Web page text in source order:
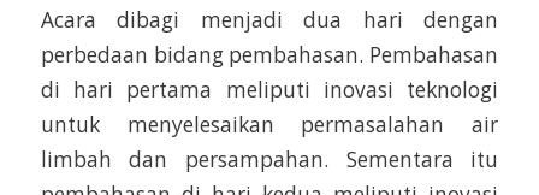
Acara dibagi menjadi dua hari dengan
perbedaan bidang pembahasan. Pembahasan
di hari pertama meliputi inovasi teknologi
untuk menyelesaikan permasalahan air
limbah dan persampahan. Sementara itu